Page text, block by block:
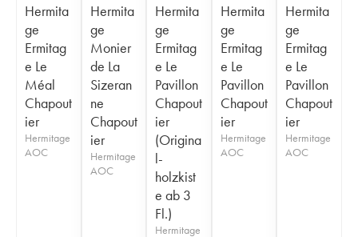
Hermita
ge
Ermitag
e Le
Méal
Chapout
ier
Hermitage
AOC
Hermita
ge
Monier
de La
Sizeran
ne
Chapout
ier
Hermitage
AOC
Hermita
ge
Ermitag
e Le
Pavillon
Chapout
ier
(Origina
l-
holzkist
e ab 3
Fl.)
Hermitage
Hermita
ge
Ermitag
e Le
Pavillon
Chapout
ier
Hermitage
AOC
Hermita
ge
Ermitag
e Le
Pavillon
Chapout
ier
Hermitage
AOC